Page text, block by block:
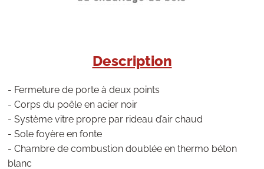
Description
- Fermeture de porte à deux points
- Corps du poêle en acier noir
- Système vitre propre par rideau d’air chaud
- Sole foyère en fonte
- Chambre de combustion doublée en thermo béton
blanc